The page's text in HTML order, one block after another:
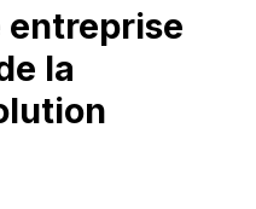
entreprise
la